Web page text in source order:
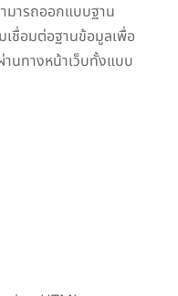
มารถออกแบบฐาน
เชื่อมต่อฐานข้อมูลเพื่อ
นทางหน้าเว็บทั้งแบบ